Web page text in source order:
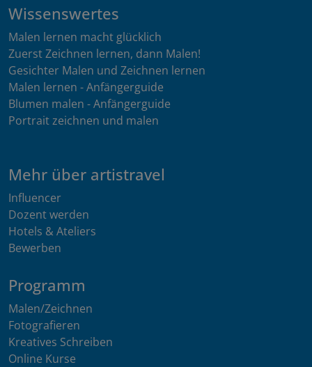
Wissenswertes
Malen lernen macht glücklich
Zuerst Zeichnen lernen, dann Malen!
Gesichter Malen und Zeichnen lernen
Malen lernen - Anfängerguide
Blumen malen - Anfängerguide
Portrait zeichnen und malen
Mehr über artistravel
Influencer
Dozent werden
Hotels & Ateliers
Bewerben
Programm
Malen/Zeichnen
Fotografieren
Kreatives Schreiben
Online Kurse